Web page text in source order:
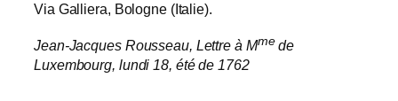
Via Galliera, Bologne (Italie).
Jean-Jacques Rousseau, Lettre à Mmede
Luxembourg, lundi 18, été de 1762